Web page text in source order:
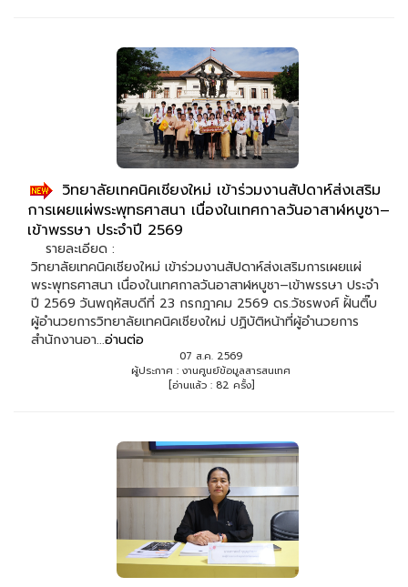
วิทยาลัยเทคนิคเชียงใหม่ เข้าร่วมงานสัปดาห์ส่งเสริม
การเผยแผ่พระพุทธศาสนา เนื่องในเทศกาลวันอาสาฬหบูชา–
เข้าพรรษา ประจำปี 2569
รายละเอียด :
วิทยาลัยเทคนิคเชียงใหม่ เข้าร่วมงานสัปดาห์ส่งเสริมการเผยแผ่
พระพุทธศาสนา เนื่องในเทศกาลวันอาสาฬหบูชา–เข้าพรรษา ประจำ
ปี 2569 วันพฤหัสบดีที่ 23 กรกฎาคม 2569 ดร.วัชรพงศ์ ฝั้นติ๊บ
ผู้อำนวยการวิทยาลัยเทคนิคเชียงใหม่ ปฏิบัติหน้าที่ผู้อำนวยการ
สำนักงานอา...อ่านต่อ
07 ส.ค. 2569
ผู้ประกาศ : งานศูนย์ข้อมูลสารสนเทศ
[อ่านแล้ว : 82 ครั้ง]